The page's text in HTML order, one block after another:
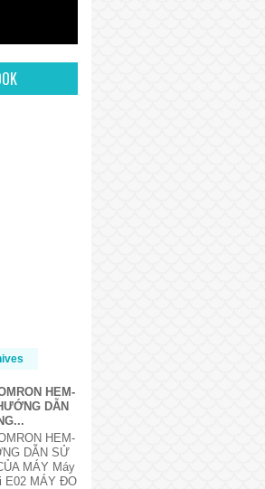
HEM-
DẪN
HEM-
DẪN SỬ
MÁY Máy
E02 MÁY ĐO